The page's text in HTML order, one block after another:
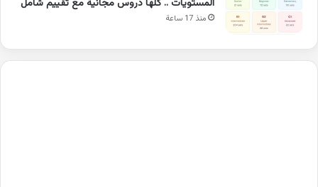
المستويات .. كلها دروس مجانية مع تقييم شامل
منذ 17 ساعة